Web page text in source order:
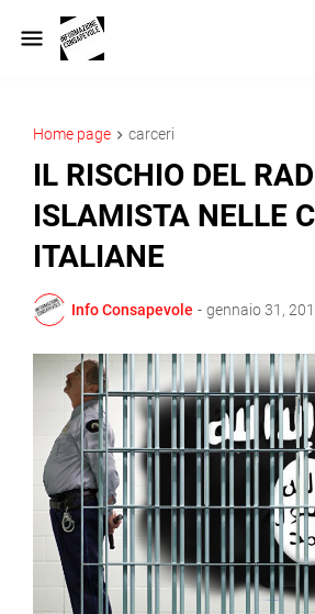
Home page carceri
IL RISCHIO DEL
ISLAMISTA NELLE
ITALIANE
Info Consapevole - gennaio 31,